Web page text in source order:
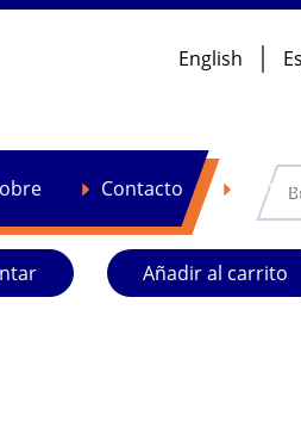
English
Contacto
de doble tornillo TSE-
Añadir al carrito